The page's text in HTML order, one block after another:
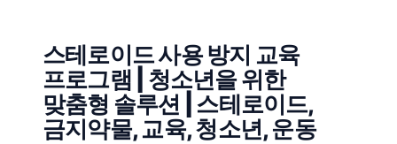
스테로이드 사용 방지 교육
프로그램 | 청소년을 위한
맞춤형 솔루션 | 스테로이드,
금지약물, 교육, 청소년, 운동